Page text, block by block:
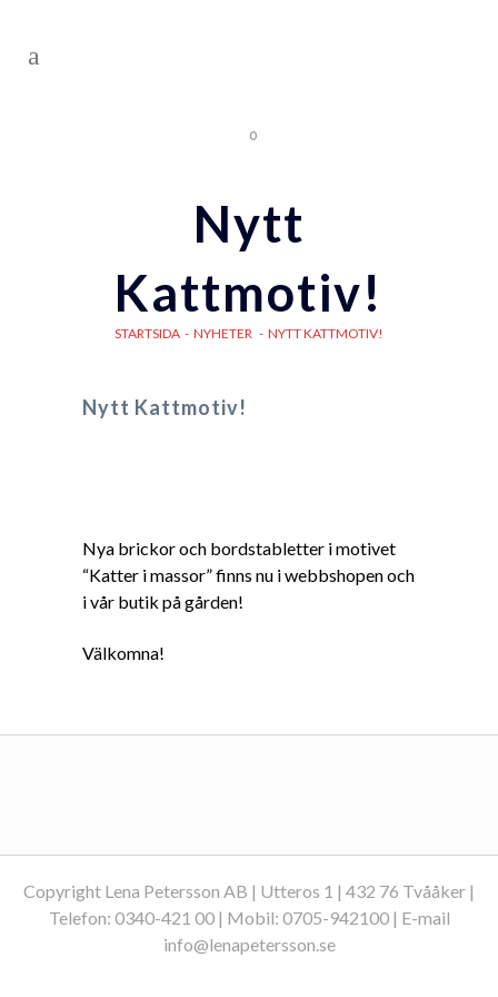
0
Nytt
Kattmotiv!
STARTSIDA - NYHETER - NYTT KATTMOTIV!
Nytt Kattmotiv!
Nya brickor och bordstabletter i motivet
“Katter i massor” finns nu i webbshopen och
i vår butik på gården!
Välkomna!
Copyright Lena Petersson AB | Utteros 1 | 432 76 Tvååker |
Telefon: 0340-421 00 | Mobil: 0705-942100 | E-mail
info@lenapetersson.se